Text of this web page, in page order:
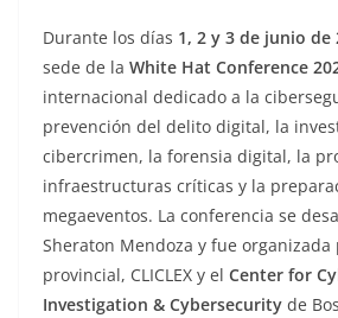
Durante los días 1, 2 y 3 de junio de
sede de la White Hat Conference
internacional dedicado a la
prevención del delito digital, la
cibercrimen, la forensia digital, la
infraestructuras críticas y la
megaeventos. La conferencia se
Sheraton Mendoza y fue
provincial, CLICLEX y el Center for
Investigation & Cybersecurity de